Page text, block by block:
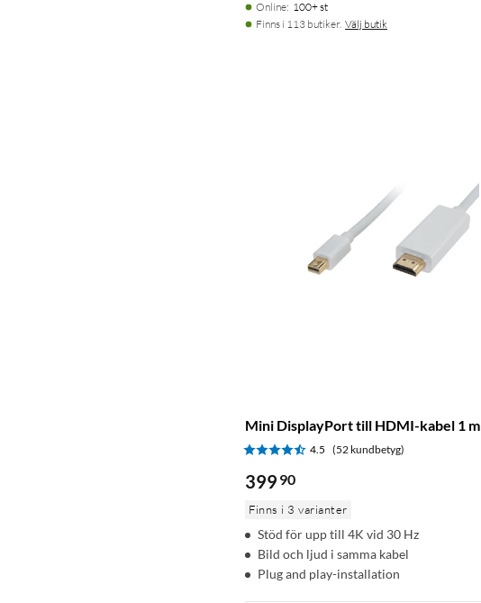
Online: 100+ st
Finns i 113 butiker. Välj butik
Mini DisplayPort till HDMI-kabel 1 m
4.5 (52 kundbetyg)
399 90
Finns i 3 varianter
Stöd för upp till 4K vid 30 Hz
Bild och ljud i samma kabel
Plug and play-installation